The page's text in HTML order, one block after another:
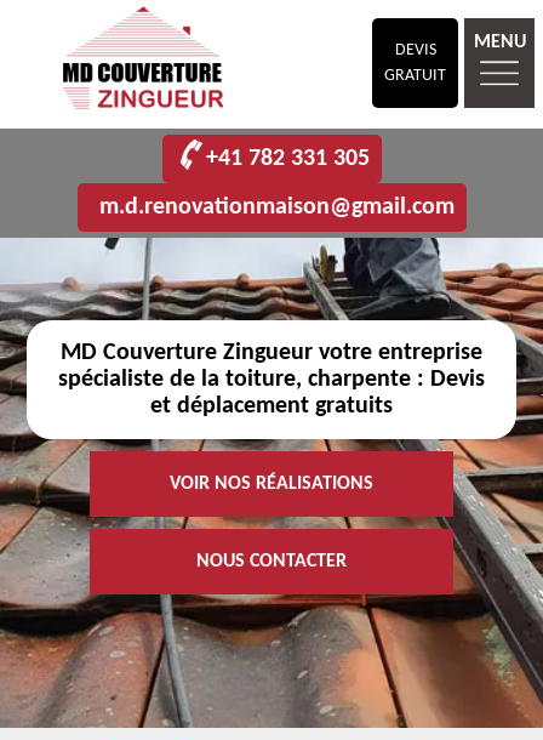
DEVIS
GRATUIT
MENU
+41 782 331 305
m.d.renovationmaison@gmail.com
MD Couverture Zingueur votre entreprise
spécialiste de la toiture, charpente : Devis
et déplacement gratuits
VOIR NOS RÉALISATIONS
NOUS CONTACTER